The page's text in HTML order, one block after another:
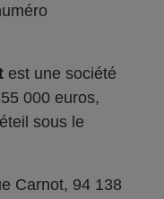
est une société
000 euros,
sous le
Carnot, 94 138